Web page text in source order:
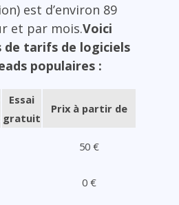
est d’environ 89
et par mois.Voici
de tarifs de logiciels
populaires :
Essai
gratuit
Prix à partir de
50 €
0 €